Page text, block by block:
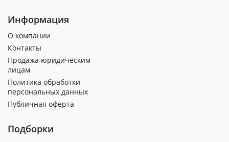
Информация
О компании
Контакты
Продажа юридическим
лицам
Политика обработки
персональных данных
Публичная оферта
Подборки